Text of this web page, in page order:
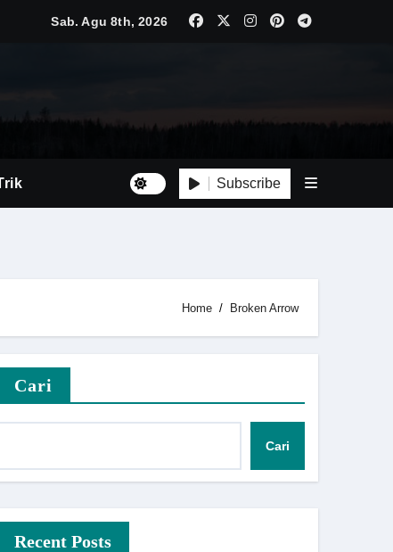
Kompetitif
Sab. Agu 8th, 2026
Subscribe
Home Broken Arrow
Cari
Cari
Recent Posts